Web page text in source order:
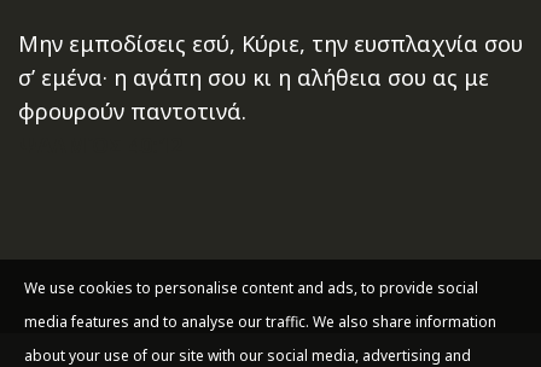
Μην εμποδίσεις εσύ, Κύριε, την ευσπλαχνία σου
σ’ εμένα· η αγάπη σου κι η αλήθεια σου ας με
φρουρούν παντοτινά.
We use cookies to personalise content and ads, to provide social
media features and to analyse our traffic. We also share information
about your use of our site with our social media, advertising and